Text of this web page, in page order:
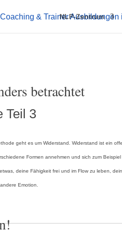
NLP-Zentrum
betrachtet
Teil 3
geht es um Widerstand. Widerstand ist ein
Formen annehmen und sich zum
deine Fähigkeit frei und im Flow zu leben,
Emotion.